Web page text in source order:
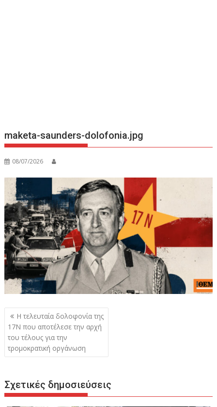
maketa-saunders-dolofonia.jpg
08/07/2026
Πλοήγηση
άρθρων
Η τελευταία δολοφονία της
17Ν που αποτέλεσε την αρχή
του τέλους για την
τρομοκρατική οργάνωση
Σχετικές δημοσιεύσεις